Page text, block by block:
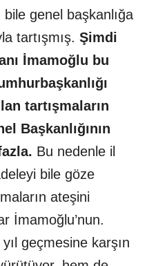
genel başkanlığa
tartışmış. Şimdi
İmamoğlu bu
tartışmaların
Başkanlığının
Bu nedenle il
bile göze
ateşini
İmamoğlu’nun.
geçmesine karşın